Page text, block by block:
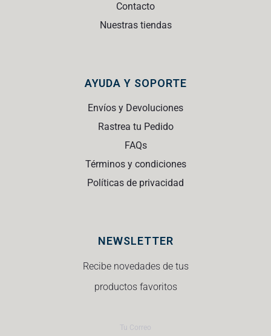
Contacto
Nuestras tiendas
AYUDA Y SOPORTE
Envíos y Devoluciones
Rastrea tu Pedido
FAQs
Términos y condiciones
Políticas de privacidad
NEWSLETTER
Recibe novedades de tus
productos favoritos